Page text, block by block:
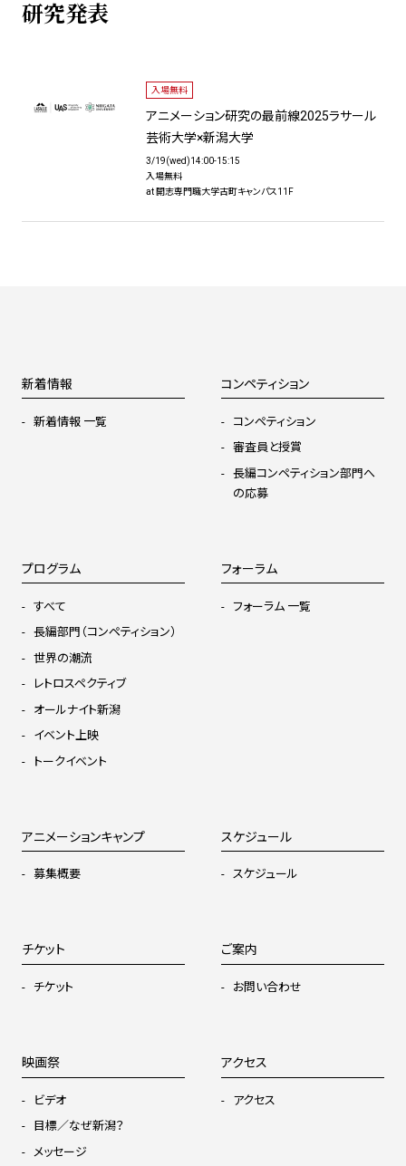
研究発表
入場無料
アニメーション研究の最前線2025ラサール
芸術大学×新潟大学
3/19(wed)14:00-15:15
入場無料
at 開志専門職大学古町キャンパス11F
新着情報
新着情報 一覧
コンペティション
コンペティション
審査員と授賞
長編コンペティション部門へ
の応募
プログラム
すべて
長編部門（コンペティション）
世界の潮流
レトロスペクティブ
オールナイト新潟
イベント上映
トークイベント
フォーラム
フォーラム 一覧
アニメーションキャンプ
募集概要
スケジュール
スケジュール
チケット
チケット
ご案内
お問い合わせ
映画祭
ビデオ
目標／なぜ新潟？
メッセージ
アクセス
アクセス